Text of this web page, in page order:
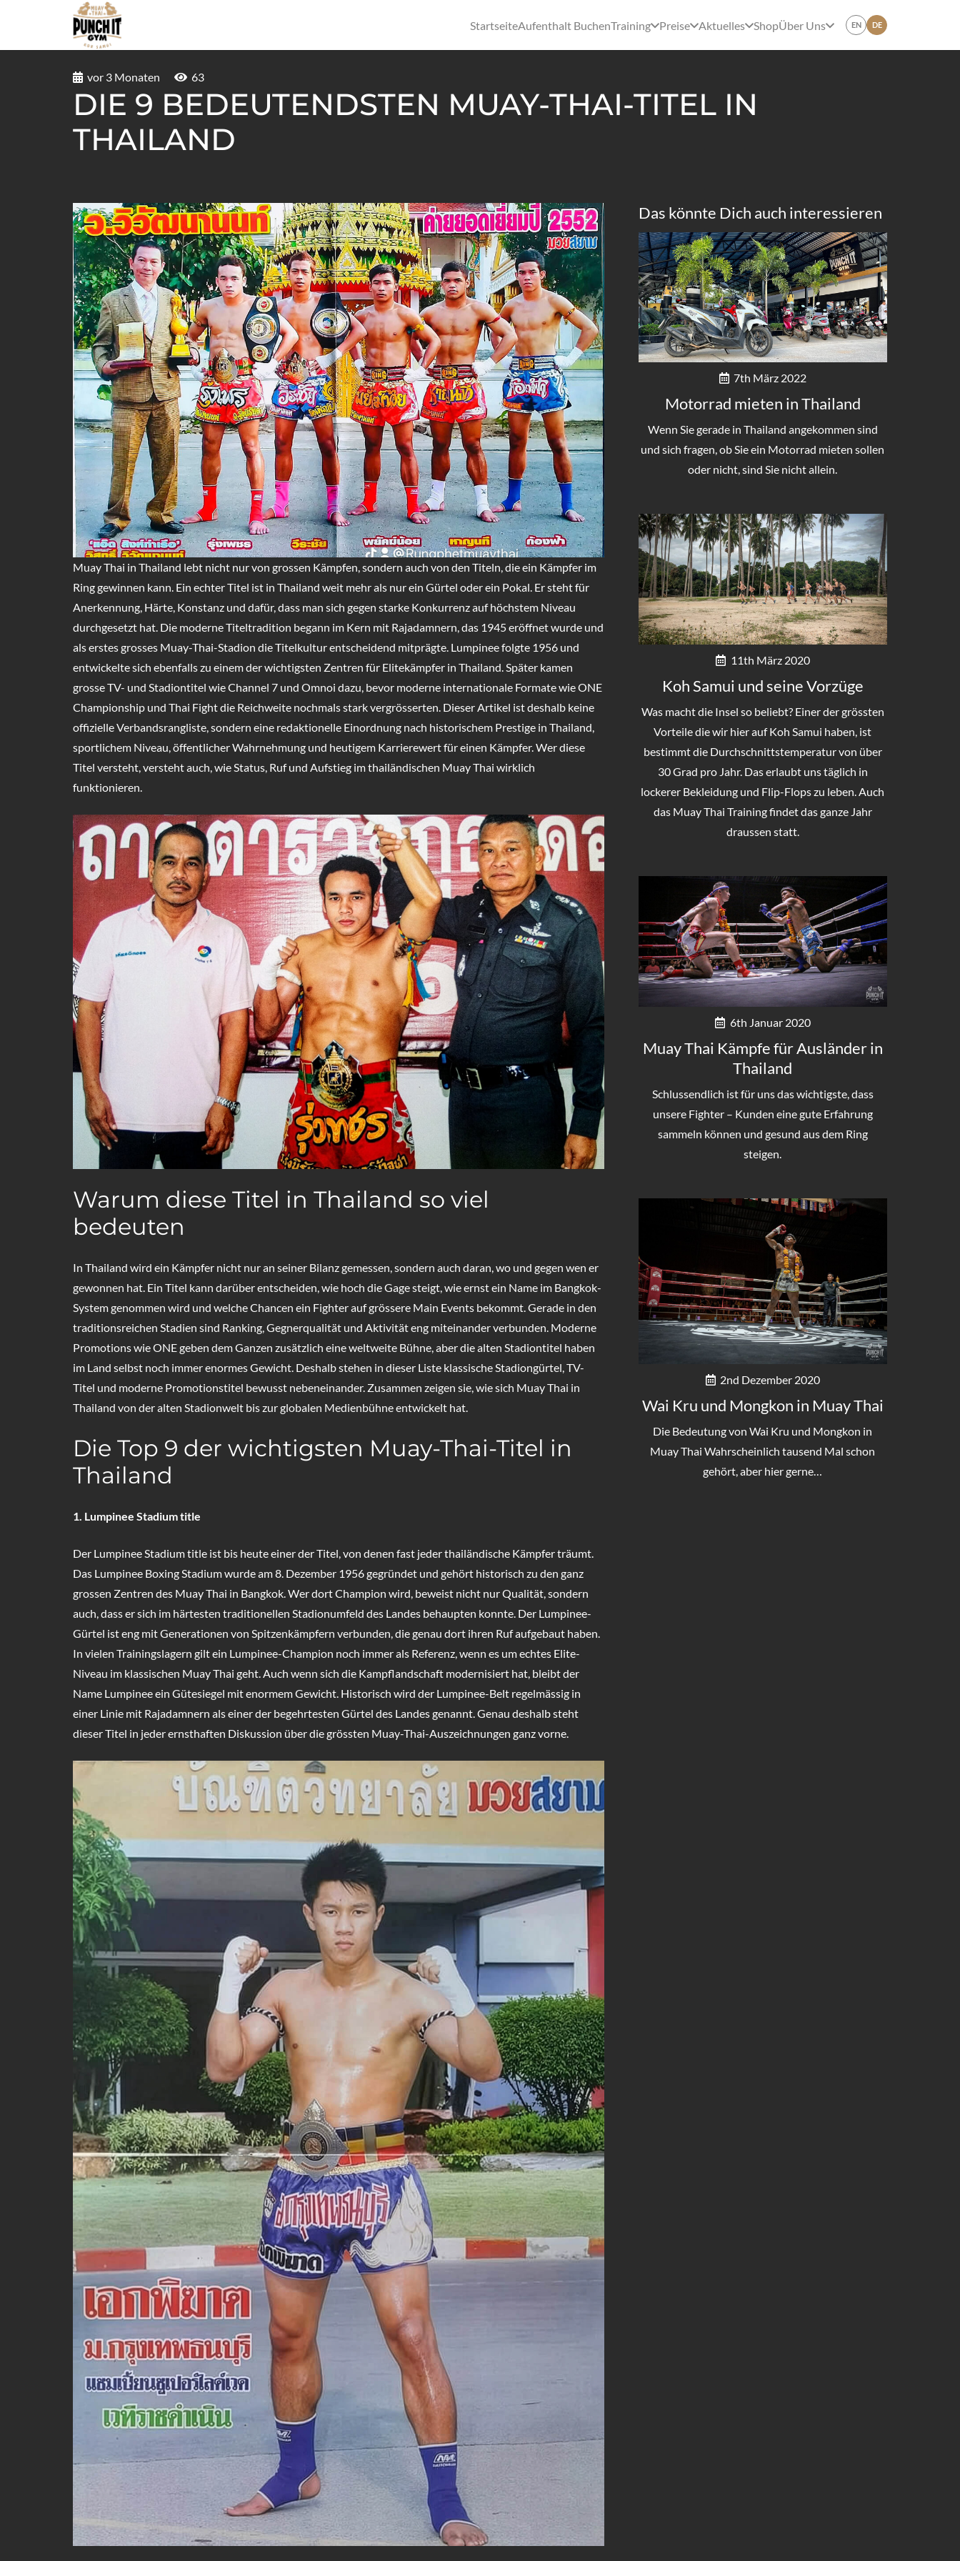
StartseiteAufenthalt BuchenTraining Preise Aktuelles ShopÜber Uns EN DE
vor 3 Monaten 63
DIE 9 BEDEUTENDSTEN MUAY-THAI-TITEL IN
THAILAND
Muay Thai in Thailand lebt nicht nur von grossen Kämpfen, sondern auch von den Titeln, die ein Kämpfer im
Ring gewinnen kann. Ein echter Titel ist in Thailand weit mehr als nur ein Gürtel oder ein Pokal. Er steht für
Anerkennung, Härte, Konstanz und dafür, dass man sich gegen starke Konkurrenz auf höchstem Niveau
durchgesetzt hat. Die moderne Titeltradition begann im Kern mit Rajadamnern, das 1945 eröffnet wurde und
als erstes grosses Muay-Thai-Stadion die Titelkultur entscheidend mitprägte. Lumpinee folgte 1956 und
entwickelte sich ebenfalls zu einem der wichtigsten Zentren für Elitekämpfer in Thailand. Später kamen
grosse TV- und Stadiontitel wie Channel 7 und Omnoi dazu, bevor moderne internationale Formate wie ONE
Championship und Thai Fight die Reichweite nochmals stark vergrösserten. Dieser Artikel ist deshalb keine
offizielle Verbandsrangliste, sondern eine redaktionelle Einordnung nach historischem Prestige in Thailand,
sportlichem Niveau, öffentlicher Wahrnehmung und heutigem Karrierewert für einen Kämpfer. Wer diese
Titel versteht, versteht auch, wie Status, Ruf und Aufstieg im thailändischen Muay Thai wirklich
funktionieren.
Warum diese Titel in Thailand so viel
bedeuten
In Thailand wird ein Kämpfer nicht nur an seiner Bilanz gemessen, sondern auch daran, wo und gegen wen er
gewonnen hat. Ein Titel kann darüber entscheiden, wie hoch die Gage steigt, wie ernst ein Name im Bangkok-
System genommen wird und welche Chancen ein Fighter auf grössere Main Events bekommt. Gerade in den
traditionsreichen Stadien sind Ranking, Gegnerqualität und Aktivität eng miteinander verbunden. Moderne
Promotions wie ONE geben dem Ganzen zusätzlich eine weltweite Bühne, aber die alten Stadiontitel haben
im Land selbst noch immer enormes Gewicht. Deshalb stehen in dieser Liste klassische Stadiongürtel, TV-
Titel und moderne Promotionstitel bewusst nebeneinander. Zusammen zeigen sie, wie sich Muay Thai in
Thailand von der alten Stadionwelt bis zur globalen Medienbühne entwickelt hat.
Die Top 9 der wichtigsten Muay-Thai-Titel in
Thailand
1. Lumpinee Stadium title
Der Lumpinee Stadium title ist bis heute einer der Titel, von denen fast jeder thailändische Kämpfer träumt.
Das Lumpinee Boxing Stadium wurde am 8. Dezember 1956 gegründet und gehört historisch zu den ganz
grossen Zentren des Muay Thai in Bangkok. Wer dort Champion wird, beweist nicht nur Qualität, sondern
auch, dass er sich im härtesten traditionellen Stadionumfeld des Landes behaupten konnte. Der Lumpinee-
Gürtel ist eng mit Generationen von Spitzenkämpfern verbunden, die genau dort ihren Ruf aufgebaut haben.
In vielen Trainingslagern gilt ein Lumpinee-Champion noch immer als Referenz, wenn es um echtes Elite-
Niveau im klassischen Muay Thai geht. Auch wenn sich die Kampflandschaft modernisiert hat, bleibt der
Name Lumpinee ein Gütesiegel mit enormem Gewicht. Historisch wird der Lumpinee-Belt regelmässig in
einer Linie mit Rajadamnern als einer der begehrtesten Gürtel des Landes genannt. Genau deshalb steht
dieser Titel in jeder ernsthaften Diskussion über die grössten Muay-Thai-Auszeichnungen ganz vorne.
Das könnte Dich auch interessieren
7th März 2022
Motorrad mieten in Thailand
Wenn Sie gerade in Thailand angekommen sind
und sich fragen, ob Sie ein Motorrad mieten sollen
oder nicht, sind Sie nicht allein.
11th März 2020
Koh Samui und seine Vorzüge
Was macht die Insel so beliebt? Einer der grössten
Vorteile die wir hier auf Koh Samui haben, ist
bestimmt die Durchschnittstemperatur von über
30 Grad pro Jahr. Das erlaubt uns täglich in
lockerer Bekleidung und Flip-Flops zu leben. Auch
das Muay Thai Training findet das ganze Jahr
draussen statt.
6th Januar 2020
Muay Thai Kämpfe für Ausländer in
Thailand
Schlussendlich ist für uns das wichtigste, dass
unsere Fighter – Kunden eine gute Erfahrung
sammeln können und gesund aus dem Ring
steigen.
2nd Dezember 2020
Wai Kru und Mongkon in Muay Thai
Die Bedeutung von Wai Kru und Mongkon in
Muay Thai Wahrscheinlich tausend Mal schon
gehört, aber hier gerne…